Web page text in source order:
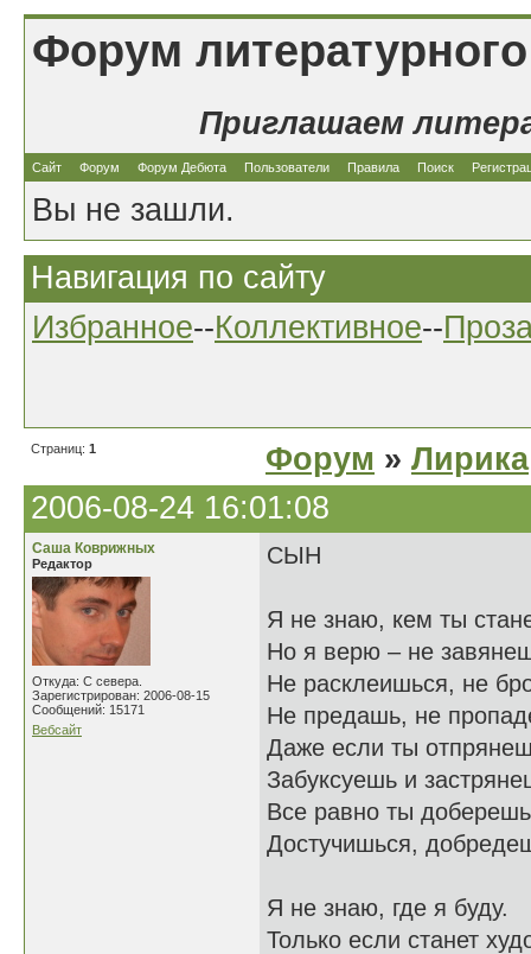
Форум
Приглашаем
Сайт Форум Форум Дебюта Пользователи Правила Поиск
Вы не зашли.
Навигация по сайту
Избранное--Коллективное--
Страниц: 1 Форум » Лирика
2006-08-24 16:01:08
Саша Коврижных
Редактор
Откуда: С севера.
Зарегистрирован: 2006-08-15
Сообщений: 15171
Вебсайт
СЫН
Я не знаю, кем ты
Но я верю – не
Не расклеишься, не
Не предашь, не
Даже если ты
Забуксуешь и
Все равно ты
Достучишься,
Я не знаю, где я буду.
Только если станет